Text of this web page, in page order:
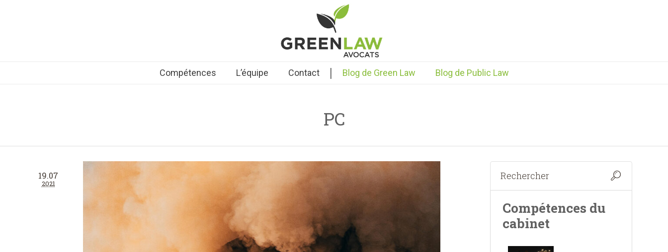
Compétences L’équipe Contact | Blog de Green Law Blog de Public Law
PC
19.07
2021
Compétences du
cabinet